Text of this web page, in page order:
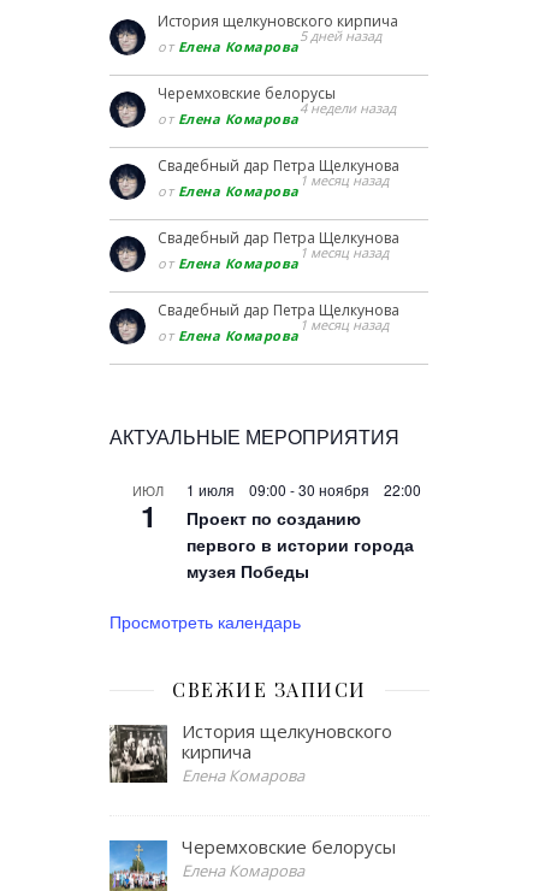
История щелкуновского кирпича
от Елена Комарова
5 дней назад
Черемховские белорусы
от Елена Комарова
4 недели назад
Свадебный дар Петра Щелкунова
от Елена Комарова
1 месяц назад
Свадебный дар Петра Щелкунова
от Елена Комарова
1 месяц назад
Свадебный дар Петра Щелкунова
от Елена Комарова
1 месяц назад
АКТУАЛЬНЫЕ МЕРОПРИЯТИЯ
ИЮЛ
1
1 июля 09:00 -30 ноября 22:00
Проект по созданию
первого в истории города
музея Победы
Просмотреть календарь
СВЕЖИЕ ЗАПИСИ
История щелкуновского
кирпича
Елена Комарова
Черемховские белорусы
Елена Комарова